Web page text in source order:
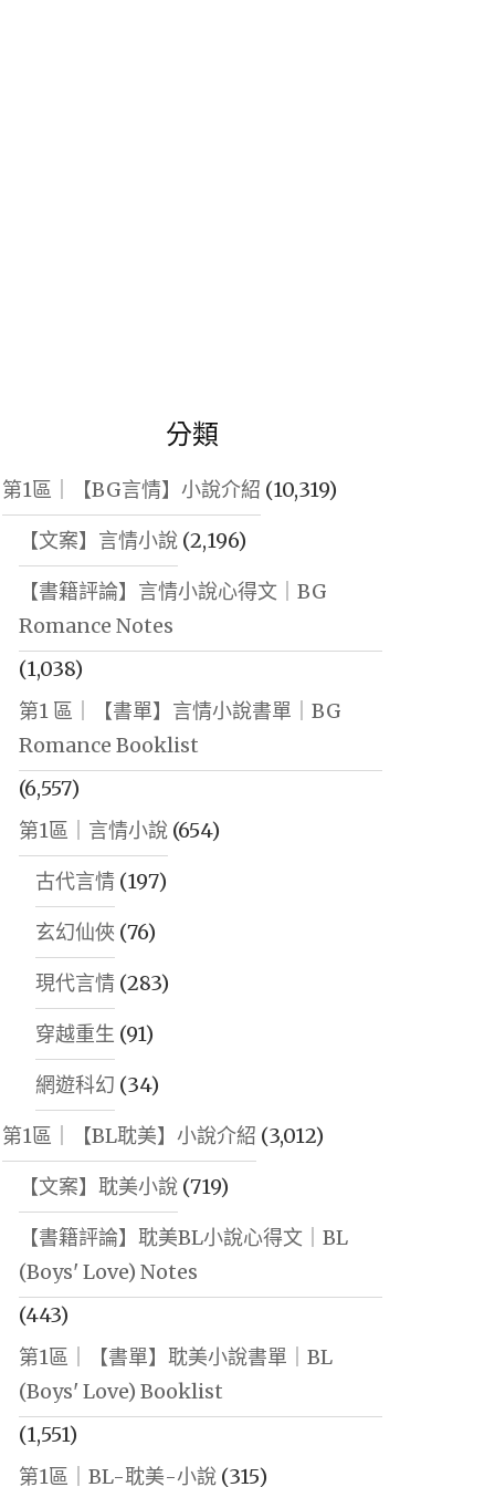
分類
第1區｜【BG言情】小說介紹 (10,319)
【文案】言情小說(2,196)
【書籍評論】言情小說心得文｜BG
Romance Notes
(1,038)
第1 區｜【書單】言情小說書單｜BG
Romance Booklist
(6,557)
第1區｜言情小說(654)
古代言情(197)
玄幻仙俠 (76)
現代言情(283)
穿越重生 (91)
網遊科幻 (34)
第1區｜【BL耽美】小說介紹 (3,012)
【文案】耽美小說(719)
【書籍評論】耽美BL小說心得文｜BL
(Boys' Love) Notes
(443)
第1區｜【書單】耽美小說書單｜BL
(Boys' Love) Booklist
(1,551)
第1區｜BL-耽美-小說(315)